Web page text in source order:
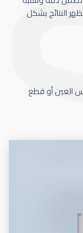
النتائج بشكل
العين أو قطع